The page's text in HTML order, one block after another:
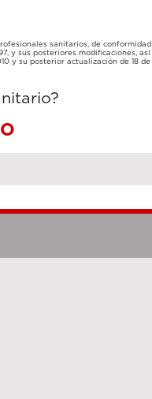
sanitarios, de conformidad
y sus posteriores modificaciones, así
y su posterior actualización de 18 de